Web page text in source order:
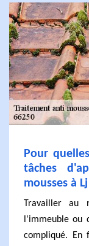
Pour
tâches
mousses à
Travailler au
l'immeuble ou
compliqué. En